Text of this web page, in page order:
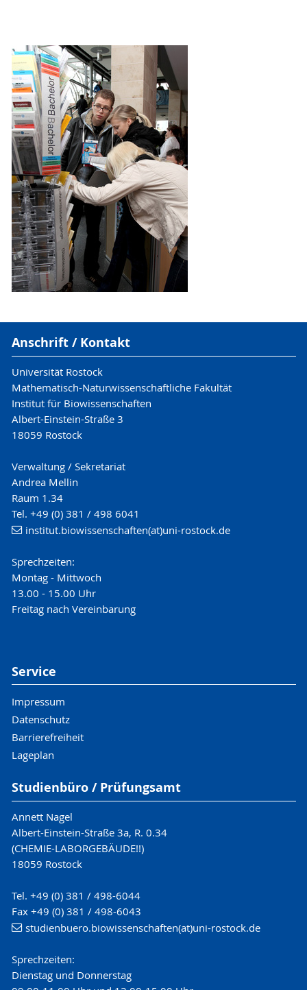
Anschrift / Kontakt
Universität Rostock
Mathematisch-Naturwissenschaftliche Fakultät
Institut für Biowissenschaften
Albert-Einstein-Straße 3
18059 Rostock
Verwaltung / Sekretariat
Andrea Mellin
Raum 1.34
Tel. +49 (0) 381 / 498 6041
institut.biowissenschaften(at)uni-rostock.de
Sprechzeiten:
Montag - Mittwoch
13.00 - 15.00 Uhr
Freitag nach Vereinbarung
Service
Impressum
Datenschutz
Barrierefreiheit
Lageplan
Studienbüro / Prüfungsamt
Annett Nagel
Albert-Einstein-Straße 3a, R. 0.34
(CHEMIE-LABORGEBÄUDE!!)
18059 Rostock
Tel. +49 (0) 381 / 498-6044
Fax +49 (0) 381 / 498-6043
studienbuero.biowissenschaften(at)uni-rostock.de
Sprechzeiten:
Dienstag und Donnerstag